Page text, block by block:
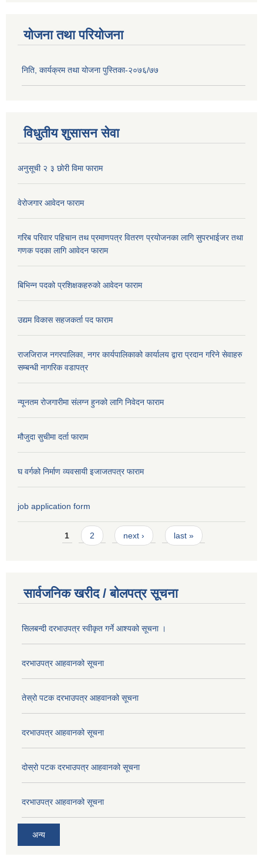
योजना तथा परियोजना
निति, कार्यक्रम तथा योजना पुस्तिका-२०७६/७७
विधुतीय शुसासन सेवा
अनुसूची २ ३ छोरी विमा फाराम
वेरोजगार आवेदन फाराम
गरिब परिवार पहिचान तथ प्रमाणपत्र वितरण प्रयोजनका लागि सुपरभाईजर तथा
गणक पदका लागि आवेदन फाराम
बिभिन्न पदको प्रशिक्षकहरुको आवेदन फाराम
उद्यम विकास सहजकर्ता पद फाराम
राजजिराज नगरपालिका, नगर कार्यपालिकाको कार्यालय द्वारा प्रदान गरिने सेवाहरु
सम्बन्धी नागरिक वडापत्र
न्यूनतम रोजगारीमा संलग्न हुनको लागि निवेदन फाराम
मौजुदा सुचीमा दर्ता फाराम
घ वर्गको निर्माण व्यवसायी इजाजतपत्र फाराम
job application form
Pages1 2 next › last »
सार्वजनिक खरीद / बोलपत्र सूचना
सिलबन्दी दरभाउपत्र स्वीकृत गर्ने आश्यको सूचना ।
दरभाउपत्र आहवानको सूचना
तेस्रो पटक दरभाउपत्र आहवानको सूचना
दरभाउपत्र आहवानको सूचना
दोस्रो पटक दरभाउपत्र आहवानको सूचना
दरभाउपत्र आहवानको सूचना
अन्य